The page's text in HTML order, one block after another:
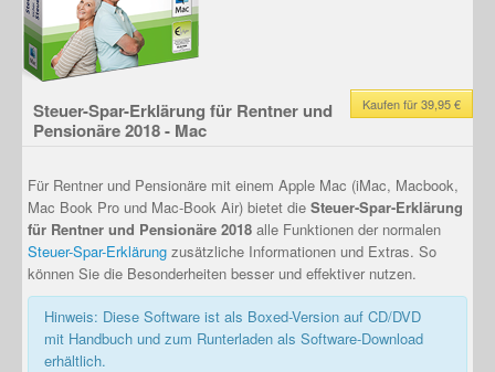
Kaufen für 39,95 €
Steuer-Spar-Erklärung für Rentner und
Pensionäre 2018 - Mac
Für Rentner und Pensionäre mit einem Apple Mac (iMac, Macbook,
Mac Book Pro und Mac-Book Air) bietet die Steuer-Spar-Erklärung
für Rentner und Pensionäre 2018 alle Funktionen der normalen
Steuer-Spar-Erklärung zusätzliche Informationen und Extras. So
können Sie die Besonderheiten besser und effektiver nutzen.
Hinweis: Diese Software ist als Boxed-Version auf CD/DVD
mit Handbuch und zum Runterladen als Software-Download
erhältlich.